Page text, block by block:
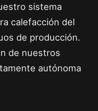
sistema
calefacción del
de producción.
de nuestros
autónoma